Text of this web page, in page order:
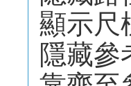
顯示尺
隱藏參